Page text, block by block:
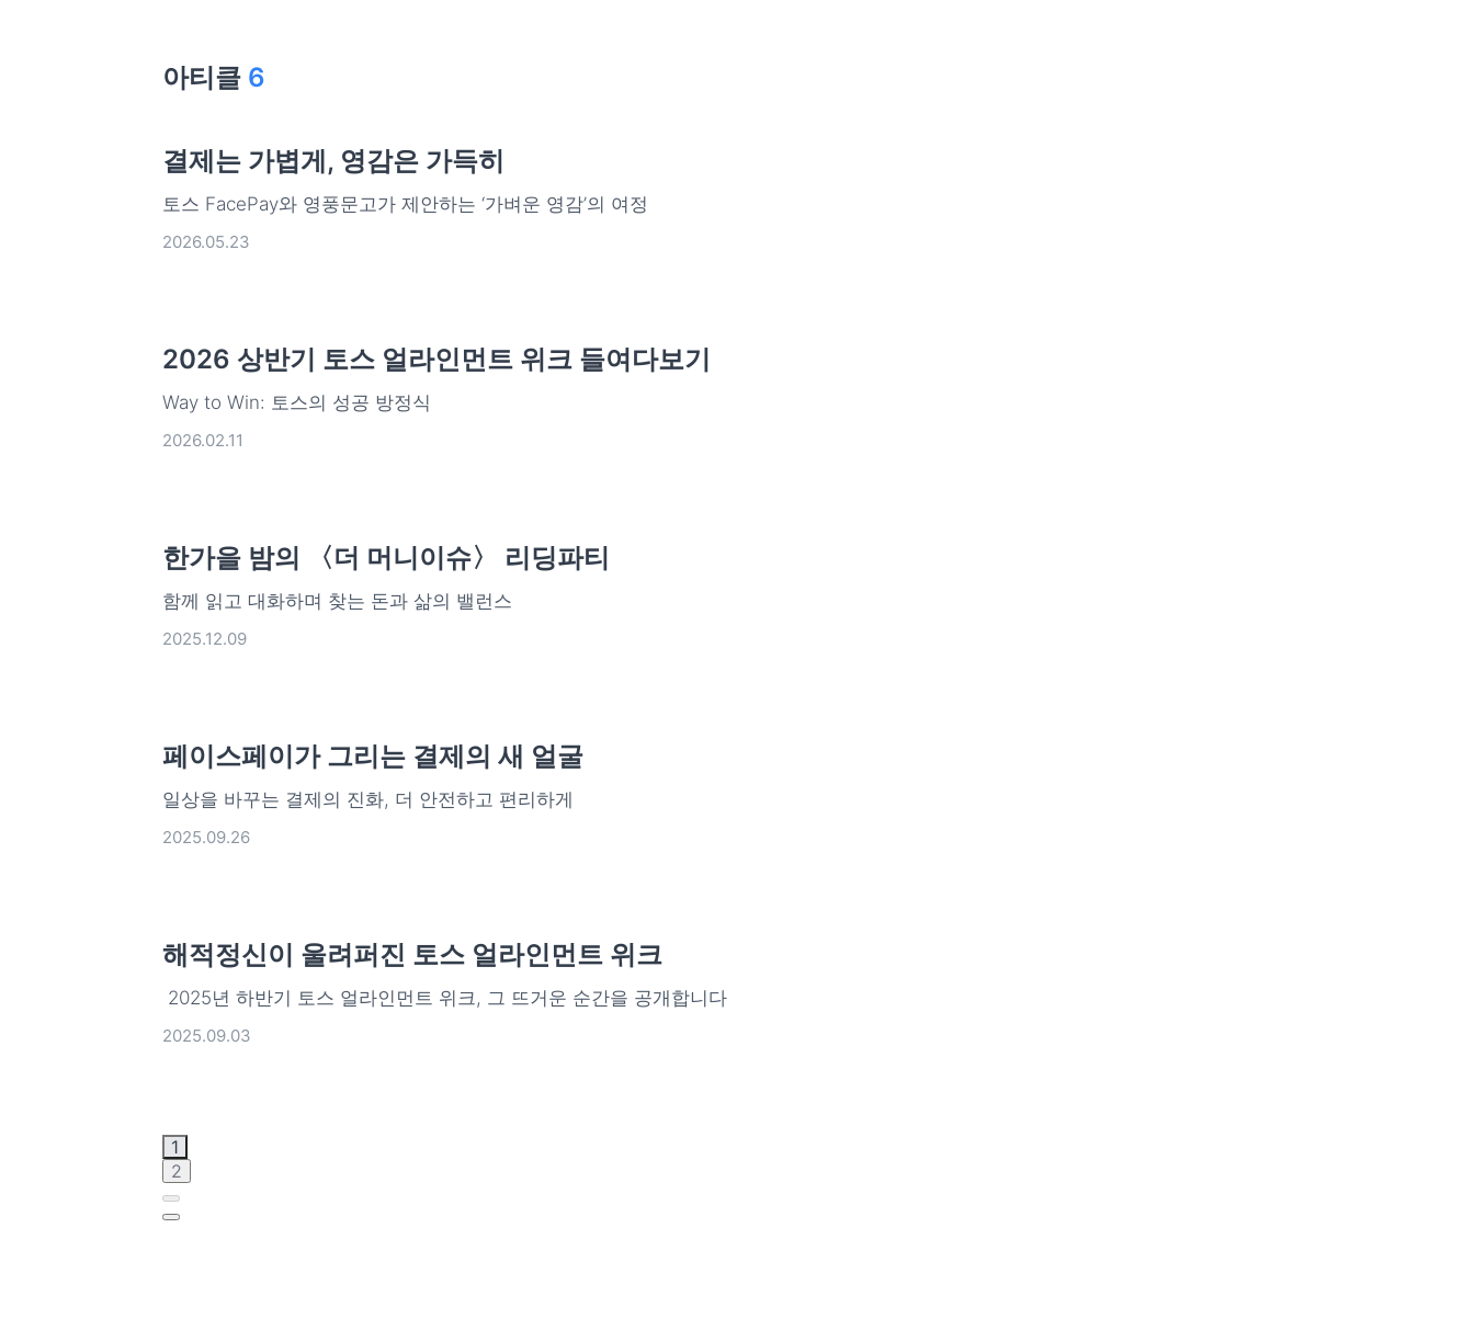
아티클 6
결제는 가볍게, 영감은 가득히
토스 FacePay와 영풍문고가 제안하는 ‘가벼운 영감’의 여정
2026.05.23
2026 상반기 토스 얼라인먼트 위크 들여다보기
Way to Win: 토스의 성공 방정식
2026.02.11
한가을 밤의 〈더 머니이슈〉 리딩파티
함께 읽고 대화하며 찾는 돈과 삶의 밸런스
2025.12.09
페이스페이가 그리는 결제의 새 얼굴
일상을 바꾸는 결제의 진화, 더 안전하고 편리하게
2025.09.26
해적정신이 울려퍼진 토스 얼라인먼트 위크
2025년 하반기 토스 얼라인먼트 위크, 그 뜨거운 순간을 공개합니다
2025.09.03
1
2